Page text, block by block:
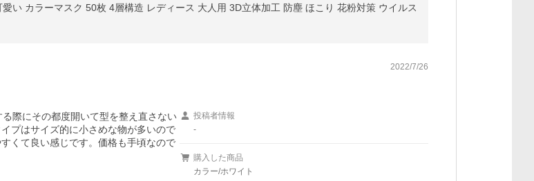
い カラーマスク 50枚 4層構造 レディース 大人用 3D立体加工 防塵 ほこり 花粉対策 ウイルス
2022/7/26
際にその都度開いて型を整え直さない
プはサイズ的に小さめな物が多いので
くて良い感じです。価格も手頃なので
投稿者情報
-
購入した商品
カラー/ホワイト